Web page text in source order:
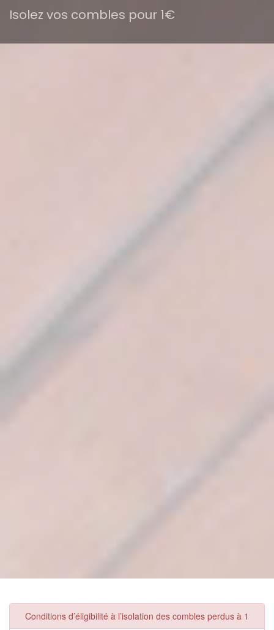
Isolez vos combles pour 1€
Conditions d’éligibilité à l’isolation des combles perdus à 1